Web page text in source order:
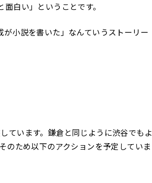
白い」ということです。
小説を書いた」なんていうストーリー
ています。鎌倉と同じように渋谷でもよ
のため以下のアクションを予定していま